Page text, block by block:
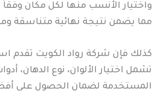
واختيار الأنسب منها لكل مكان
مما يضمن نتيجة نهائية متناسقة
كذلك فإن شركة رواد الكويت تقدم
تشمل اختيار الألوان، نوع الدهان،
المستخدمة لضمان الحصول على